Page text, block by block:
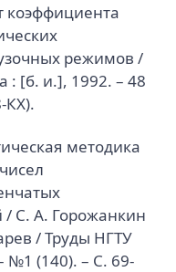
коэффициента
режимов /
: [б. и.], 1992. – 48
КХ).
методика
/ С. А. Горожанкин
/ Труды НГТУ
№1 (140). – С. 69-